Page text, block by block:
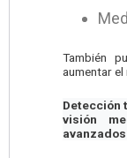
También
aumentar
Detección
visión
avanzados